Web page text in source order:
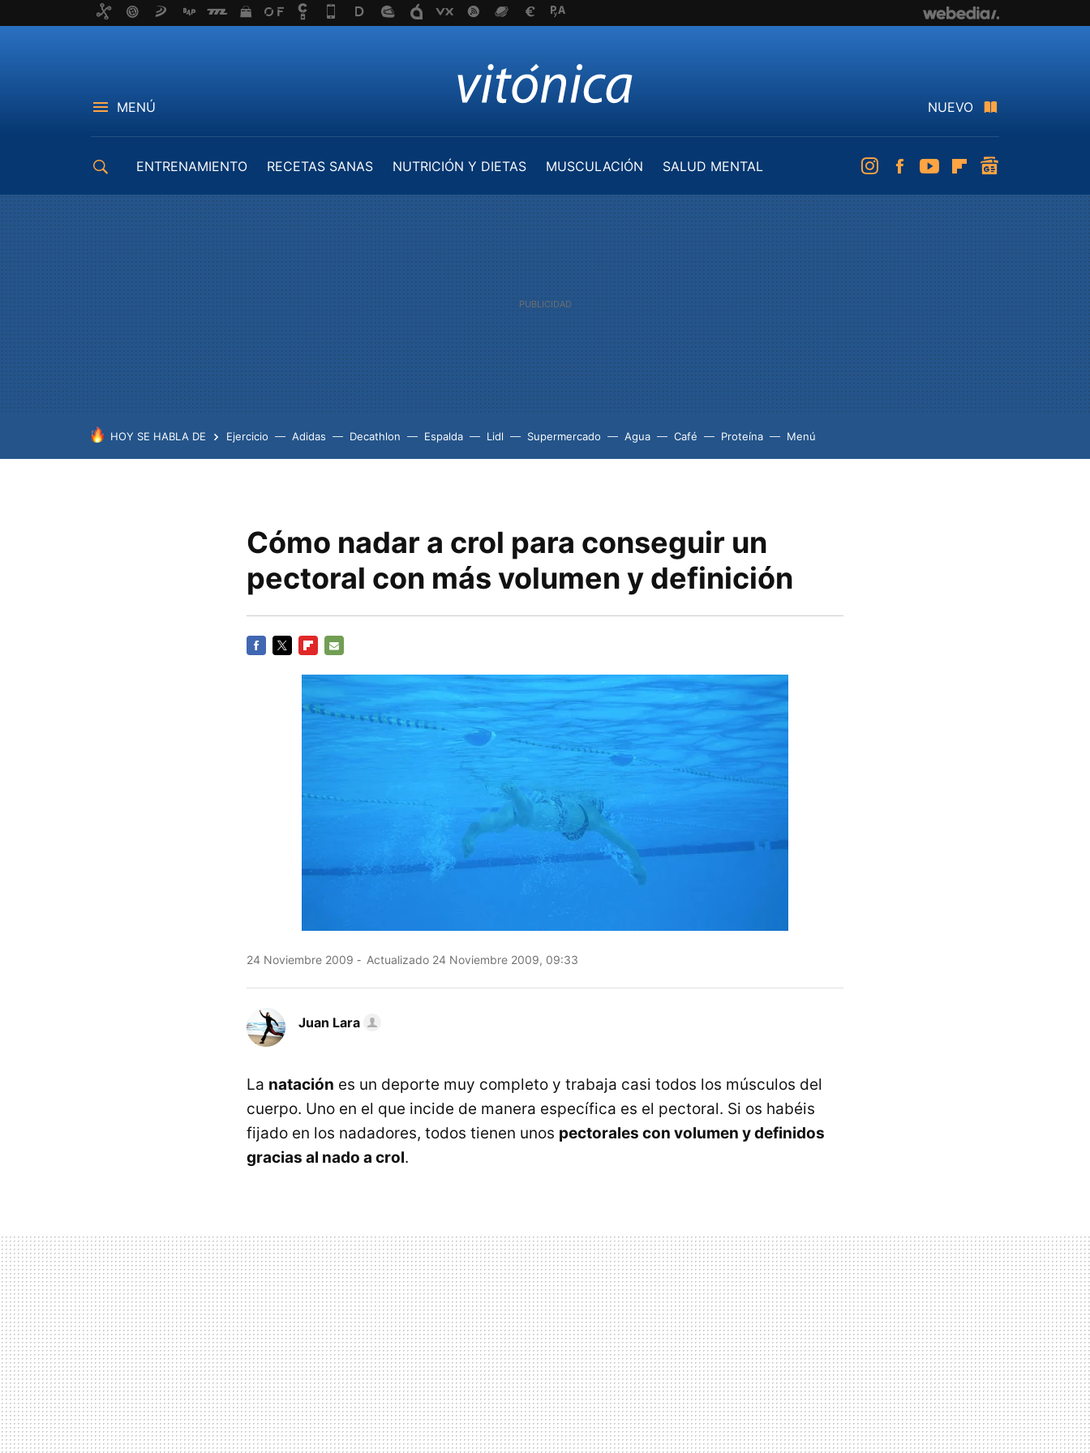
MENÚ NUEVO
ENTRENAMIENTO RECETAS SANAS NUTRICIÓN Y DIETAS MUSCULACIÓN
SALUD MENTAL
InstagramFacebookYoutubeFlipboard
HOY SE HABLA DE Ejercicio Adidas Decathlon Espalda Lidl Supermercado Agua Café Proteína Menú
Cómo nadar a crol para conseguir un
pectoral con más volumen y definición
MAIL
24 Noviembre 2009 Actualizado 24 Noviembre 2009, 09:33
Juan Lara
La natación es un deporte muy completo y trabaja casi todos los músculos del
cuerpo. Uno en el que incide de manera específica es el pectoral. Si os habéis
fijado en los nadadores, todos tienen unos pectorales con volumen y definidos
gracias al nado a crol.